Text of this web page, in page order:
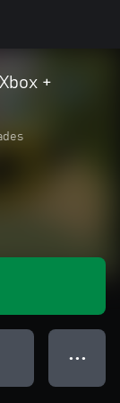
+
● ● ●